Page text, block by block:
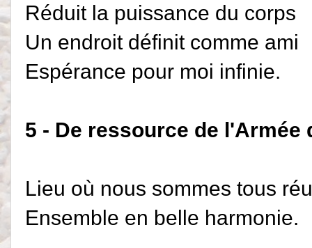
Réduit la puissance du corps
Un endroit définit comme ami
Espérance pour moi infinie.
5 - De ressource de l'Armée
Lieu où nous sommes tous
Ensemble en belle harmonie.